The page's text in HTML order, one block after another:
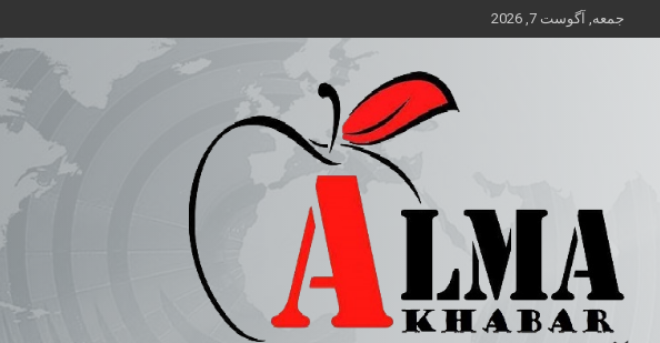
محتوا
جمعه, آگوست 7, 2026